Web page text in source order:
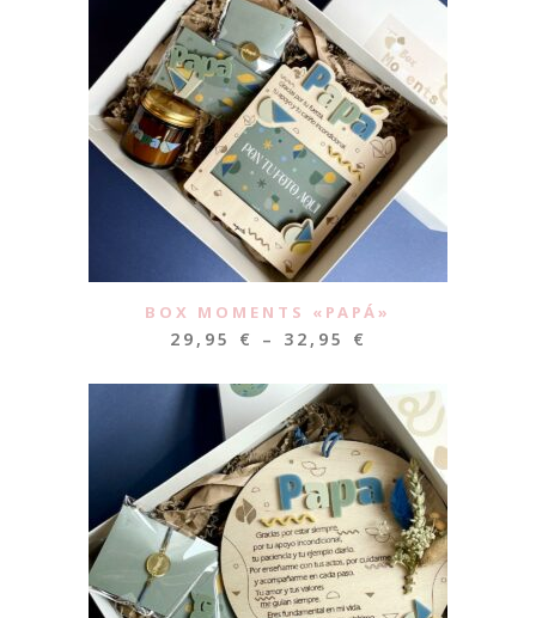
BOX MOMENTS «PAPÁ»
29,95 € – 32,95 €